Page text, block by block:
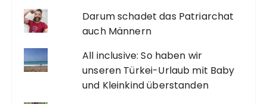
Darum schadet das Patriarchat
auch Männern
All inclusive: So haben wir
unseren Türkei-Urlaub mit Baby
und Kleinkind überstanden